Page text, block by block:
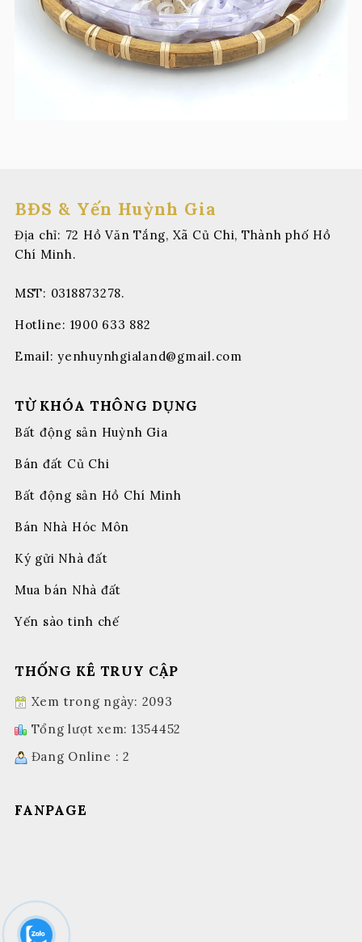
BĐS & Yến Huỳnh Gia
Địa chỉ: 72 Hồ Văn Tắng, Xã Củ Chi, Thành phố Hồ
Chí Minh.
MST: 0318873278.
Hotline: 1900 633 882
Email:yenhuynhgialand@gmail.com
TỪ KHÓA THÔNG DỤNG
Bất động sản Huỳnh Gia
Bán đất Củ Chi
Bất động sản Hồ Chí Minh
Bán Nhà Hóc Môn
Ký gửi Nhà đất
Mua bán Nhà đất
Yến sào tinh chế
THỐNG KÊ TRUY CẬP
Xem trong ngày: 2093
Tổng lượt xem: 1354452
Đang Online : 2
FANPAGE